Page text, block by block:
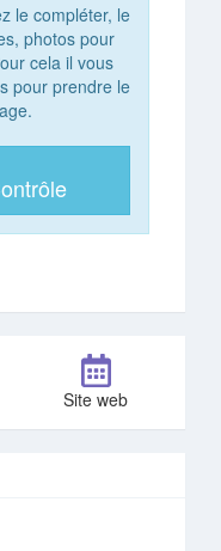
le compléter, le
photos pour
cela il vous
pour prendre le
Site web